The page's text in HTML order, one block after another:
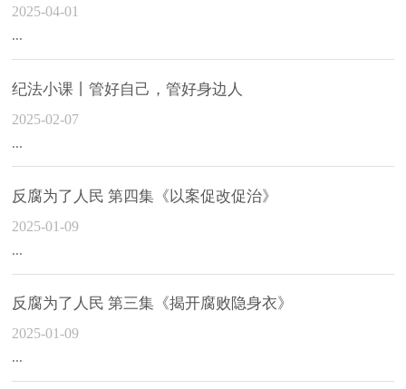
2025-04-01
...
纪法小课丨管好自己，管好身边人
2025-02-07
...
反腐为了人民 第四集《以案促改促治》
2025-01-09
...
反腐为了人民 第三集《揭开腐败隐身衣》
2025-01-09
...